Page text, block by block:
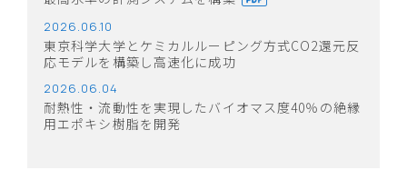
2026.06.10
東京科学大学とケミカルルーピング方式CO2還元反
応モデルを構築し高速化に成功
2026.06.04
耐熱性・流動性を実現したバイオマス度40％の絶縁
用エポキシ樹脂を開発